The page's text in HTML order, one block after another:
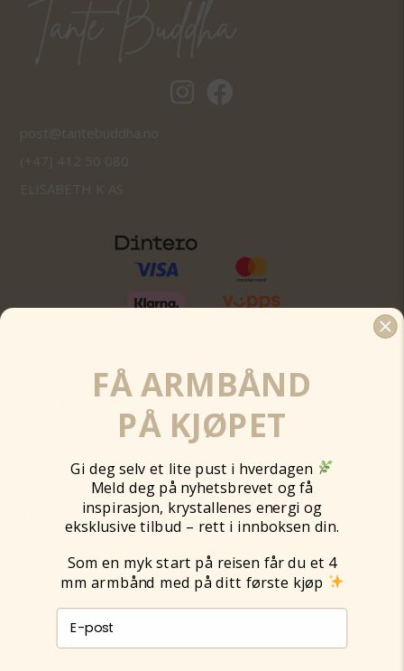
Tantebuddha.no instagram
Tantebuddha.no facebook
post@tantebuddha.no
(+47) 412 50 080
ELISABETH K AS
Nyhetsbrev
Elevate Bevissthetsveiledning
Om Tante Buddha
FÅ ARMBÅND
PÅ KJØPET
Gi deg selv et lite pust i hverdagen
Meld deg på nyhetsbrevet og få
inspirasjon, krystallenes energi og
eksklusive tilbud – rett i innboksen din.
Som en myk start på reisen får du et 4
mm armbånd med på ditt første kjøp
E-post påmelding